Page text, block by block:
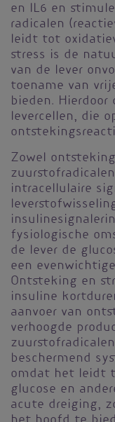
en IL6 en
radicalen
leidt tot
stress is de
van de lever
toename van
bieden. Hierdoor
levercellen, die
Zowel
intracellulaire
fysiologische
de lever de
een
Ontsteking en
insuline
aanvoer van
verhoogde
beschermend
omdat het leidt
glucose en
acute dreiging,